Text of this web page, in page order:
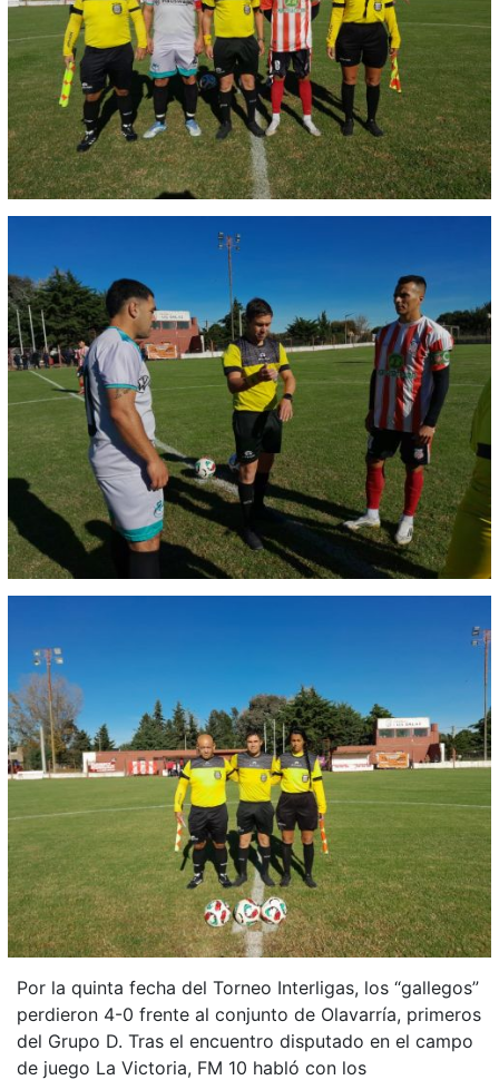
Por la quinta fecha del Torneo Interligas, los “gallegos”
perdieron 4-0 frente al conjunto de Olavarría, primeros
del Grupo D. Tras el encuentro disputado en el campo
de juego La Victoria, FM 10 habló con los